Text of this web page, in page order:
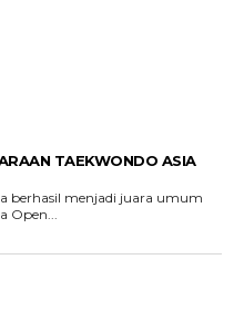
TAEKWONDO ASIA
berhasil menjadi juara umum
Open...